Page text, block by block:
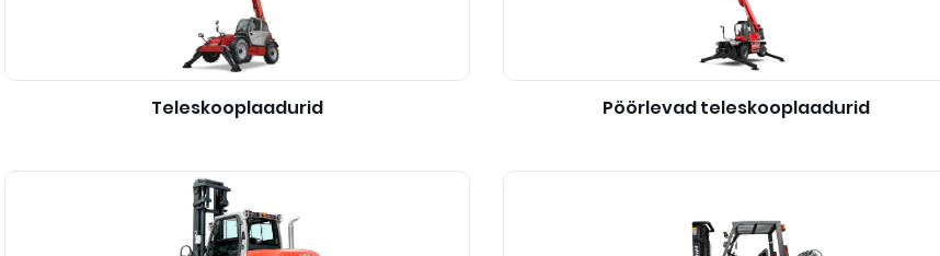
Teleskooplaadurid Pöörlevad teleskooplaadurid